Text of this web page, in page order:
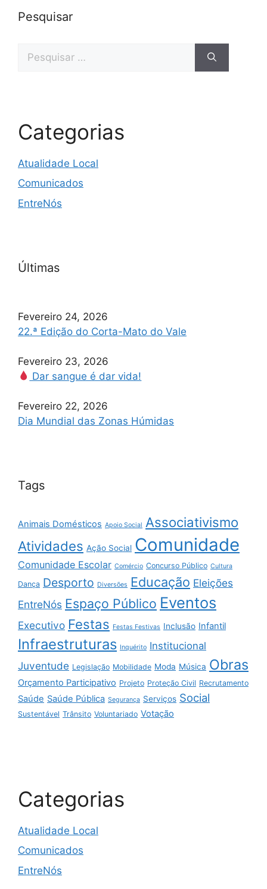
Pesquisar
Categorias
Atualidade Local
Comunicados
EntreNós
Últimas
Fevereiro 24, 2026
22.ª Edição do Corta-Mato do Vale
Fevereiro 23, 2026
Dar sangue é dar vida!
Fevereiro 22, 2026
Dia Mundial das Zonas Húmidas
Tags
Animais Domésticos Apoio Social Associativismo
Atividades Ação Social Comunidade
Comunidade Escolar Comércio Concurso Público Cultura
Dança Desporto Diversões Educação Eleições
EntreNós Espaço Público Eventos
Executivo Festas Festas Festivas Inclusão Infantil
Infraestruturas Inquérito Institucional
Juventude Legislação Mobilidade Moda Música Obras
Orçamento Participativo Projeto Proteção Civil Recrutamento
Saúde Saúde Pública Segurança Serviços Social
Sustentável Trânsito Voluntariado Votação
Categorias
Atualidade Local
Comunicados
EntreNós